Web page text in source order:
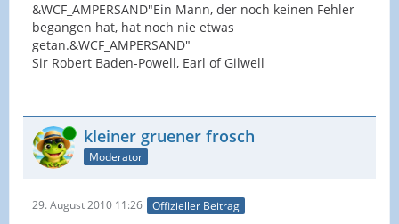
&WCF_AMPERSAND"Ein Mann, der noch keinen Fehler
begangen hat, hat noch nie etwas
getan.&WCF_AMPERSAND"
Sir Robert Baden-Powell, Earl of Gilwell
Online kleiner gruener frosch
Moderator
29. August 2010 11:26 Offizieller Beitrag